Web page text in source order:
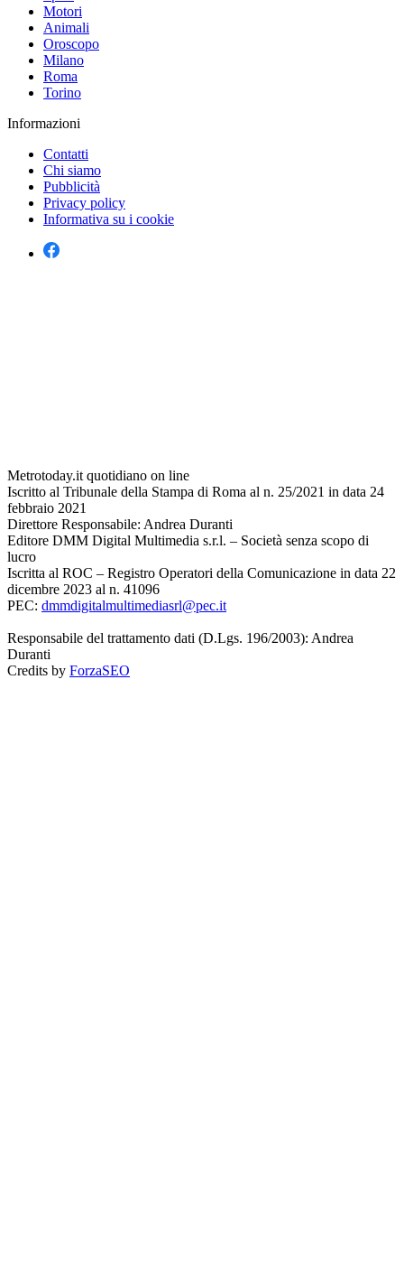
Motori
Animali
Oroscopo
Milano
Roma
Torino
Informazioni
Contatti
Chi siamo
Pubblicità
Privacy policy
Informativa su i cookie
Metrotoday.it quotidiano on line
Iscritto al Tribunale della Stampa di Roma al n. 25/2021 in data 24
febbraio 2021
Direttore Responsabile: Andrea Duranti
Editore DMM Digital Multimedia s.r.l. – Società senza scopo di
lucro
Iscritta al ROC – Registro Operatori della Comunicazione in data 22
dicembre 2023 al n. 41096
PEC: dmmdigitalmultimediasrl@pec.it
Responsabile del trattamento dati (D.Lgs. 196/2003): Andrea
Duranti
Credits by ForzaSEO